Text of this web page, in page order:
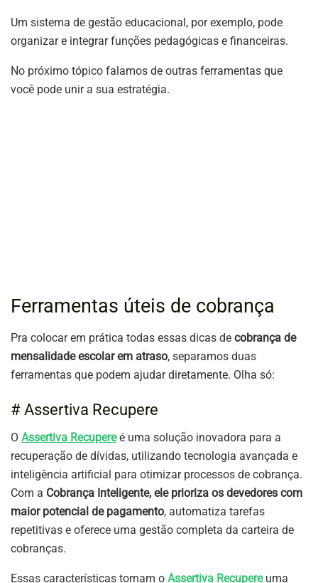
Um sistema de gestão educacional, por exemplo, pode
organizar e integrar funções pedagógicas e financeiras.
No próximo tópico falamos de outras ferramentas que
você pode unir a sua estratégia.
Ferramentas úteis de cobrança
Pra colocar em prática todas essas dicas de cobrança de
mensalidade escolar em atraso, separamos duas
ferramentas que podem ajudar diretamente. Olha só:
# Assertiva Recupere
O Assertiva Recupereé uma solução inovadora para a
recuperação de dívidas, utilizando tecnologia avançada e
inteligência artificial para otimizar processos de cobrança.
Com a Cobrança Inteligente, ele prioriza os devedores com
maior potencial de pagamento, automatiza tarefas
repetitivas e oferece uma gestão completa da carteira de
cobranças.
Essas características tornam o Assertiva Recupereuma